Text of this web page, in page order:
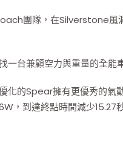
團隊，在Silverstone風
一台兼顧空力與重量的全能
化的Spear擁有更優秀的氣
，到達終點時間減少15.27